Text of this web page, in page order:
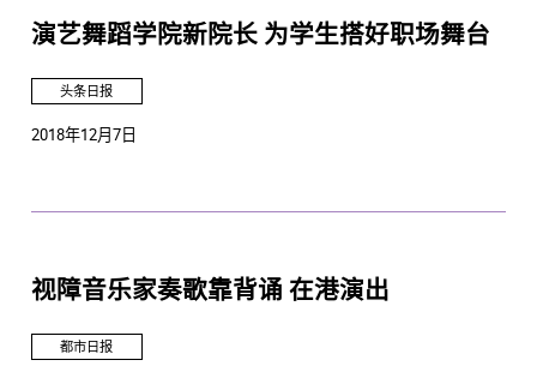
演艺舞蹈学院新院长 为学生搭好职场舞台
头条日报
2018年12月7日
视障音乐家奏歌靠背诵 在港演出
都市日报